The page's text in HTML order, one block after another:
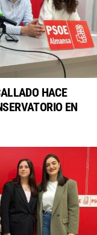
HACE
EN